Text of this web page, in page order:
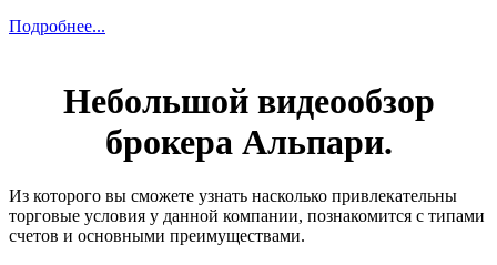
Подробнее...
Небольшой видеообзор
брокера Альпари.
Из которого вы сможете узнать насколько привлекательны
торговые условия у данной компании, познакомится с типами
счетов и основными преимуществами.